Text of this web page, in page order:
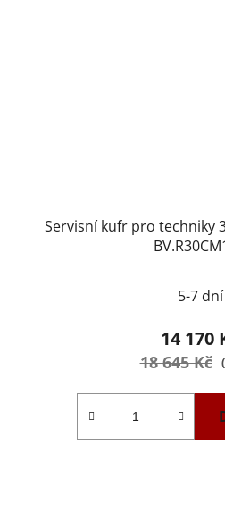
Servisní kufr pro techniky
5-7 dní
14 170
18 645 Kč